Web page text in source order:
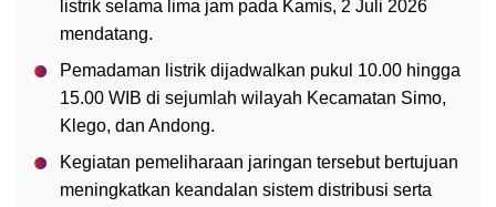
listrik selama lima jam pada Kamis, 2 Juli 2026
mendatang.
Pemadaman listrik dijadwalkan pukul 10.00 hingga
15.00 WIB di sejumlah wilayah Kecamatan Simo,
Klego, dan Andong.
Kegiatan pemeliharaan jaringan tersebut bertujuan
meningkatkan keandalan sistem distribusi serta